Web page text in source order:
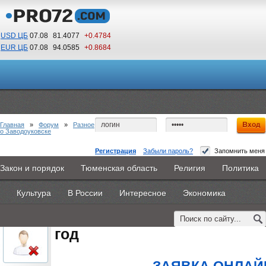
USD ЦБ 07.08 81.4077
+0.4784
EUR ЦБ 07.08 94.0585 +0.8684
07 00
По Гринвичу (GMT +5)
Регистрация Забыли пароль? Запомнить меня
Главная Новости Объявления КНИГИ ВестиNet
Каталоги 9PS Прочее
Закон и порядок Тюменская область Религия Политика
Культура В России Интересное Экономика
Главная » Форум » Разное
о Заводоуковске
высшие учебные заведения одессы 2015 год
- 19 августа 2015, среда
oblachkovoe
высшие учебные
год